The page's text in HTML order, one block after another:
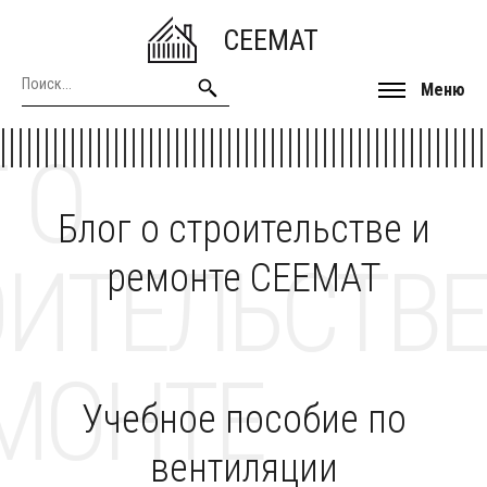
CEEMAT
Меню
Блог о строительстве и
ремонте CEEMAT
О
Учебное пособие по
вентиляции